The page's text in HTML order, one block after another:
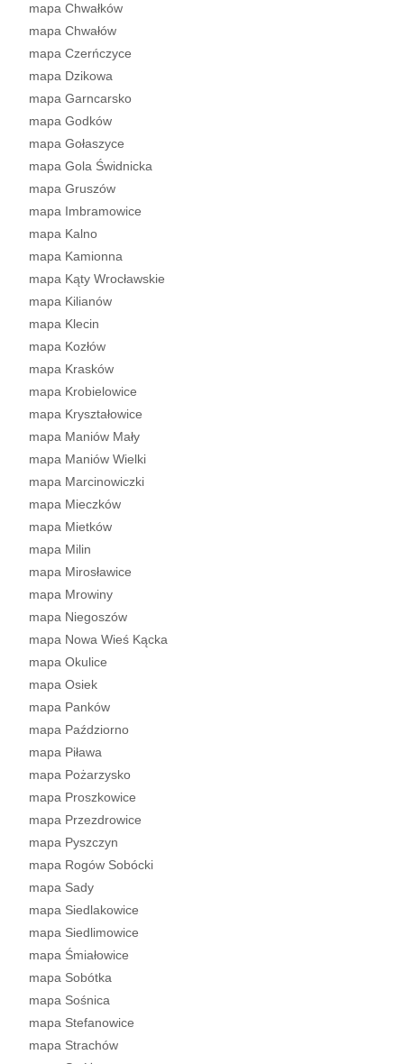
mapa Chwałków
mapa Chwałów
mapa Czerńczyce
mapa Dzikowa
mapa Garncarsko
mapa Godków
mapa Gołaszyce
mapa Gola Świdnicka
mapa Gruszów
mapa Imbramowice
mapa Kalno
mapa Kamionna
mapa Kąty Wrocławskie
mapa Kilianów
mapa Klecin
mapa Kozłów
mapa Krasków
mapa Krobielowice
mapa Kryształowice
mapa Maniów Mały
mapa Maniów Wielki
mapa Marcinowiczki
mapa Mieczków
mapa Mietków
mapa Milin
mapa Mirosławice
mapa Mrowiny
mapa Niegoszów
mapa Nowa Wieś Kącka
mapa Okulice
mapa Osiek
mapa Panków
mapa Paździorno
mapa Piława
mapa Pożarzysko
mapa Proszkowice
mapa Przezdrowice
mapa Pyszczyn
mapa Rogów Sobócki
mapa Sady
mapa Siedlakowice
mapa Siedlimowice
mapa Śmiałowice
mapa Sobótka
mapa Sośnica
mapa Stefanowice
mapa Strachów